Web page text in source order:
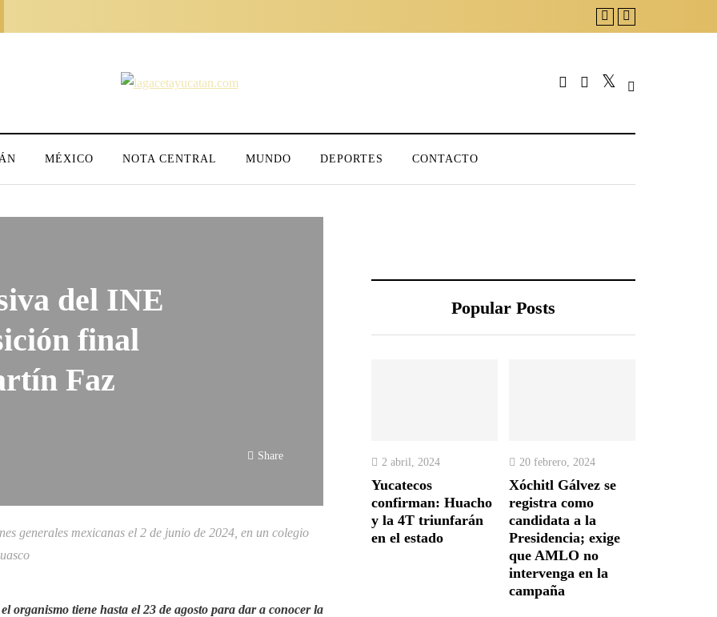
MÉXICO NOTA CENTRAL MUNDO DEPORTES CONTACTO
del INE
final
Faz
Share
generales mexicanas el 2 de junio de 2024, en un colegio
organismo tiene hasta el 23 de agosto para dar a conocer la
Popular Posts
2 abril, 2024
Yucatecos
confirman: Huacho
y la 4T triunfarán
en el estado
20 febrero, 2024
Xóchitl Gálvez se
registra como
candidata a la
Presidencia; exige
que AMLO no
intervenga en la
campaña